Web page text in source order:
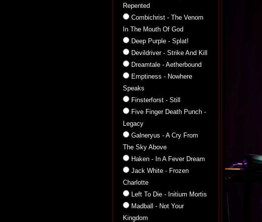
Repented
Combichrist - The Venom
In The Mouth Of God
Deep Purple - Splat!
Devildriver - Strike And Kill
Dreamtale - Aetherbound
Emptiness - Nowhere
Speaks
Finsterforst - Still
Five Finger Death Punch -
Legacy
Galneryus - A Cry From
The Sky Above
Haken - In A Fever Dream
Jack White - Frozen
Charlotte
Left To Die - Initium Mortis
Madball - Not Your
Kingdom